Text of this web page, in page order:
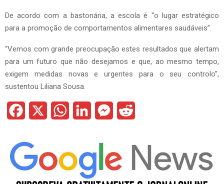
De acordo com a bastonária, a escola é “o lugar estratégico
para a promoção de comportamentos alimentares saudáveis”.
“Vemos com grande preocupação estes resultados que alertam
para um futuro que não desejamos e que, ao mesmo tempo,
exigem medidas novas e urgentes para o seu controlo”,
sustentou Liliana Sousa.
c
e
t
k
M
s
d